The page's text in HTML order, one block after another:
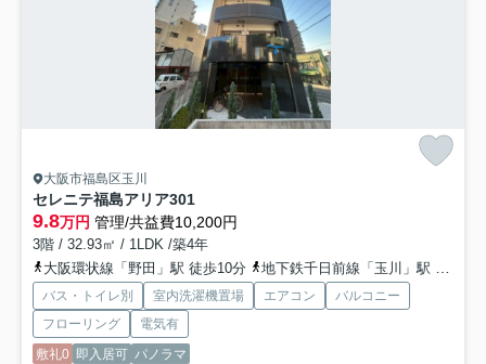
大阪市福島区玉川
セレニテ福島アリア301
9.8万円 管理/共益費10,200円
3階 / 32.93㎡ / 1LDK /築4年
大阪環状線「野田」駅 徒歩10分
地下鉄千日前線「玉川」駅 徒歩10分
バス・トイレ別 室内洗濯機置場 エアコン
バルコニー
フローリング
電気有
敷礼0 即入居可 パノラマ